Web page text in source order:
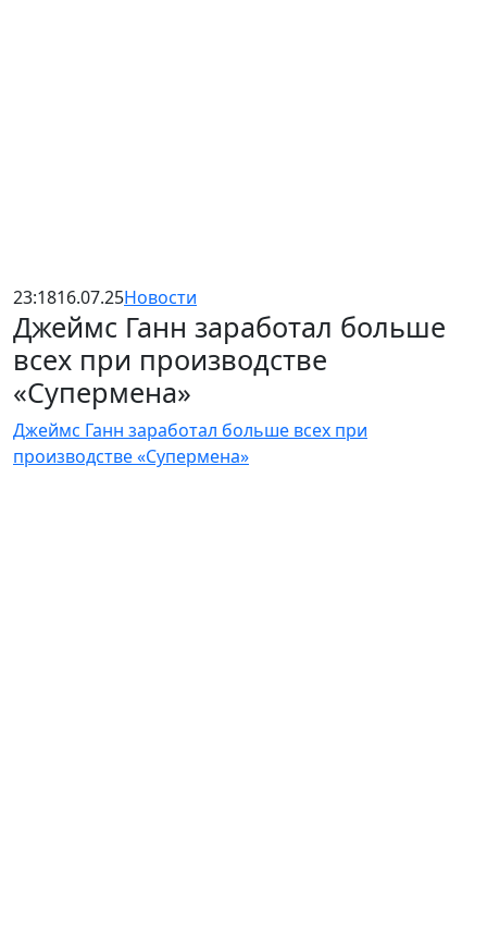
23:1816.07.25Новости
Джеймс Ганн заработал больше
всех при производстве
«Супермена»
Джеймс Ганн заработал больше всех при
производстве «Супермена»